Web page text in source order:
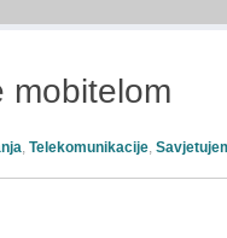
mobitelom
, Telekomunikacije,